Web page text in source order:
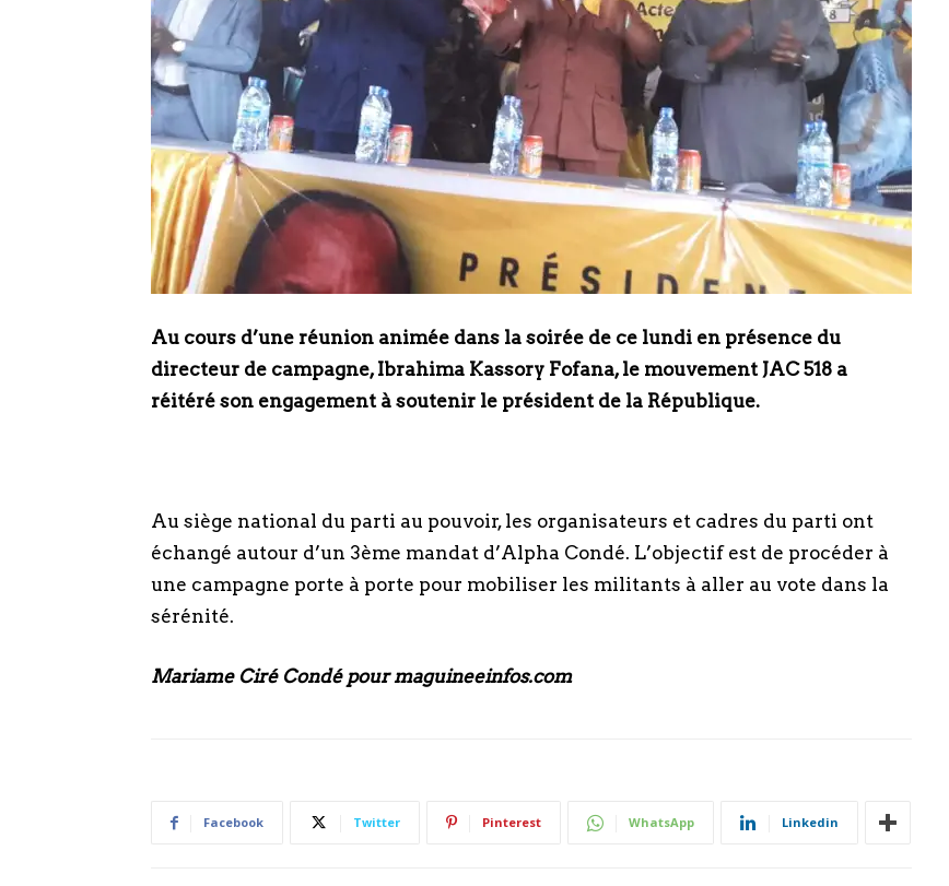
Au cours d’une réunion animée dans la soirée de ce lundi en présence du
directeur de campagne, Ibrahima Kassory Fofana, le mouvement JAC 518 a
réitéré son engagement à soutenir le président de la République.
Au siège national du parti au pouvoir, les organisateurs et cadres du parti ont
échangé autour d’un 3ème mandat d’Alpha Condé. L’objectif est de procéder à
une campagne porte à porte pour mobiliser les militants à aller au vote dans la
sérénité.
Mariame Ciré Condé pour maguineeinfos.com
Facebook Twitter Pinterest WhatsApp Linkedin